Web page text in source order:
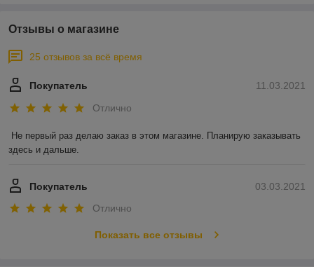
Отзывы о магазине
25 отзывов за всё время
11.03.2021
Покупатель
Отлично
Не первый раз делаю заказ в этом магазине. Планирую заказывать
здесь и дальше.
03.03.2021
Покупатель
Отлично
Показать все отзывы